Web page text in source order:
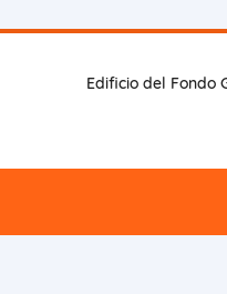
Edificio del Fondo